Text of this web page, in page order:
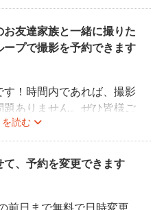
見返して、撮ってよかっ
ける写真をお届けします。
友達家族と一緒に撮りた
ープで撮影を予約できます
読む
す！時間内であれば、撮影
題ありません。ぜひ皆様ご
出を残してください。
て、予約を変更できます